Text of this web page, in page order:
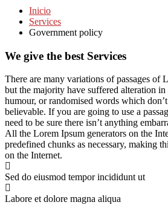
Inicio
Services
Government policy
We give the best Services
There are many variations of passages of
but the majority have suffered alteration
humour, or randomised words which
believable. If you are going to use a
need to be sure there isn’t anything
All the Lorem Ipsum generators on the
predefined chunks as necessary, making
on the Internet.
Sed do eiusmod tempor incididunt ut
Labore et dolore magna aliqua